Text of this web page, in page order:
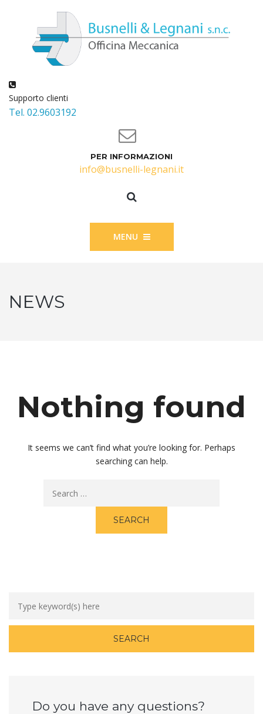
Supporto clienti
Tel. 02.9603192
PER INFORMAZIONI
info@busnelli-legnani.it
MENU
NEWS
Nothing found
It seems we can’t find what you’re looking for. Perhaps
searching can help.
Do you have any questions?